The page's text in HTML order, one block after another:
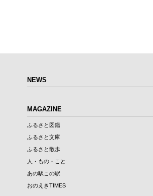
NEWS
MAGAZINE
ふるさと図鑑
ふるさと文庫
ふるさと散歩
人・もの・こと
あの駅この駅
おのえきTIMES